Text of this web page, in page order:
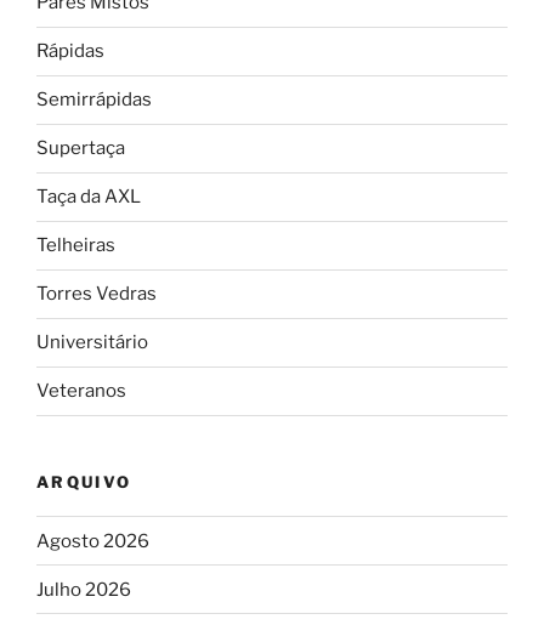
Rápidas
Semirrápidas
Supertaça
Taça da AXL
Telheiras
Torres Vedras
Universitário
Veteranos
ARQUIVO
Agosto 2026
Julho 2026